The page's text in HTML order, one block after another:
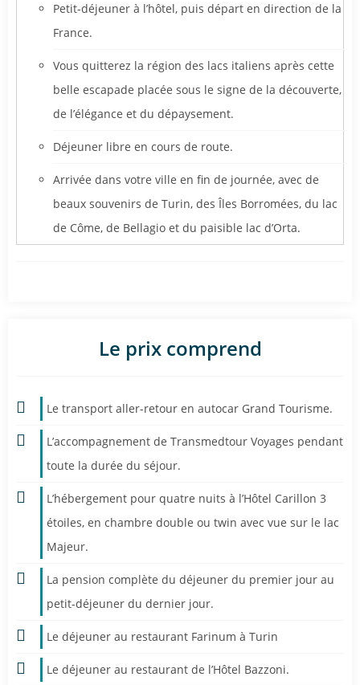
Petit-déjeuner à l’hôtel, puis départ en direction de la
France.
Vous quitterez la région des lacs italiens après cette
belle escapade placée sous le signe de la découverte,
de l’élégance et du dépaysement.
Déjeuner libre en cours de route.
Arrivée dans votre ville en fin de journée, avec de
beaux souvenirs de Turin, des Îles Borromées, du lac
de Côme, de Bellagio et du paisible lac d’Orta.
Le prix comprend
Le transport aller-retour en autocar Grand Tourisme.
L’accompagnement de Transmedtour Voyages pendant
toute la durée du séjour.
L’hébergement pour quatre nuits à l’Hôtel Carillon 3
étoiles, en chambre double ou twin avec vue sur le lac
Majeur.
La pension complète du déjeuner du premier jour au
petit-déjeuner du dernier jour.
Le déjeuner au restaurant Farinum à Turin
Le déjeuner au restaurant de l’Hôtel Bazzoni.